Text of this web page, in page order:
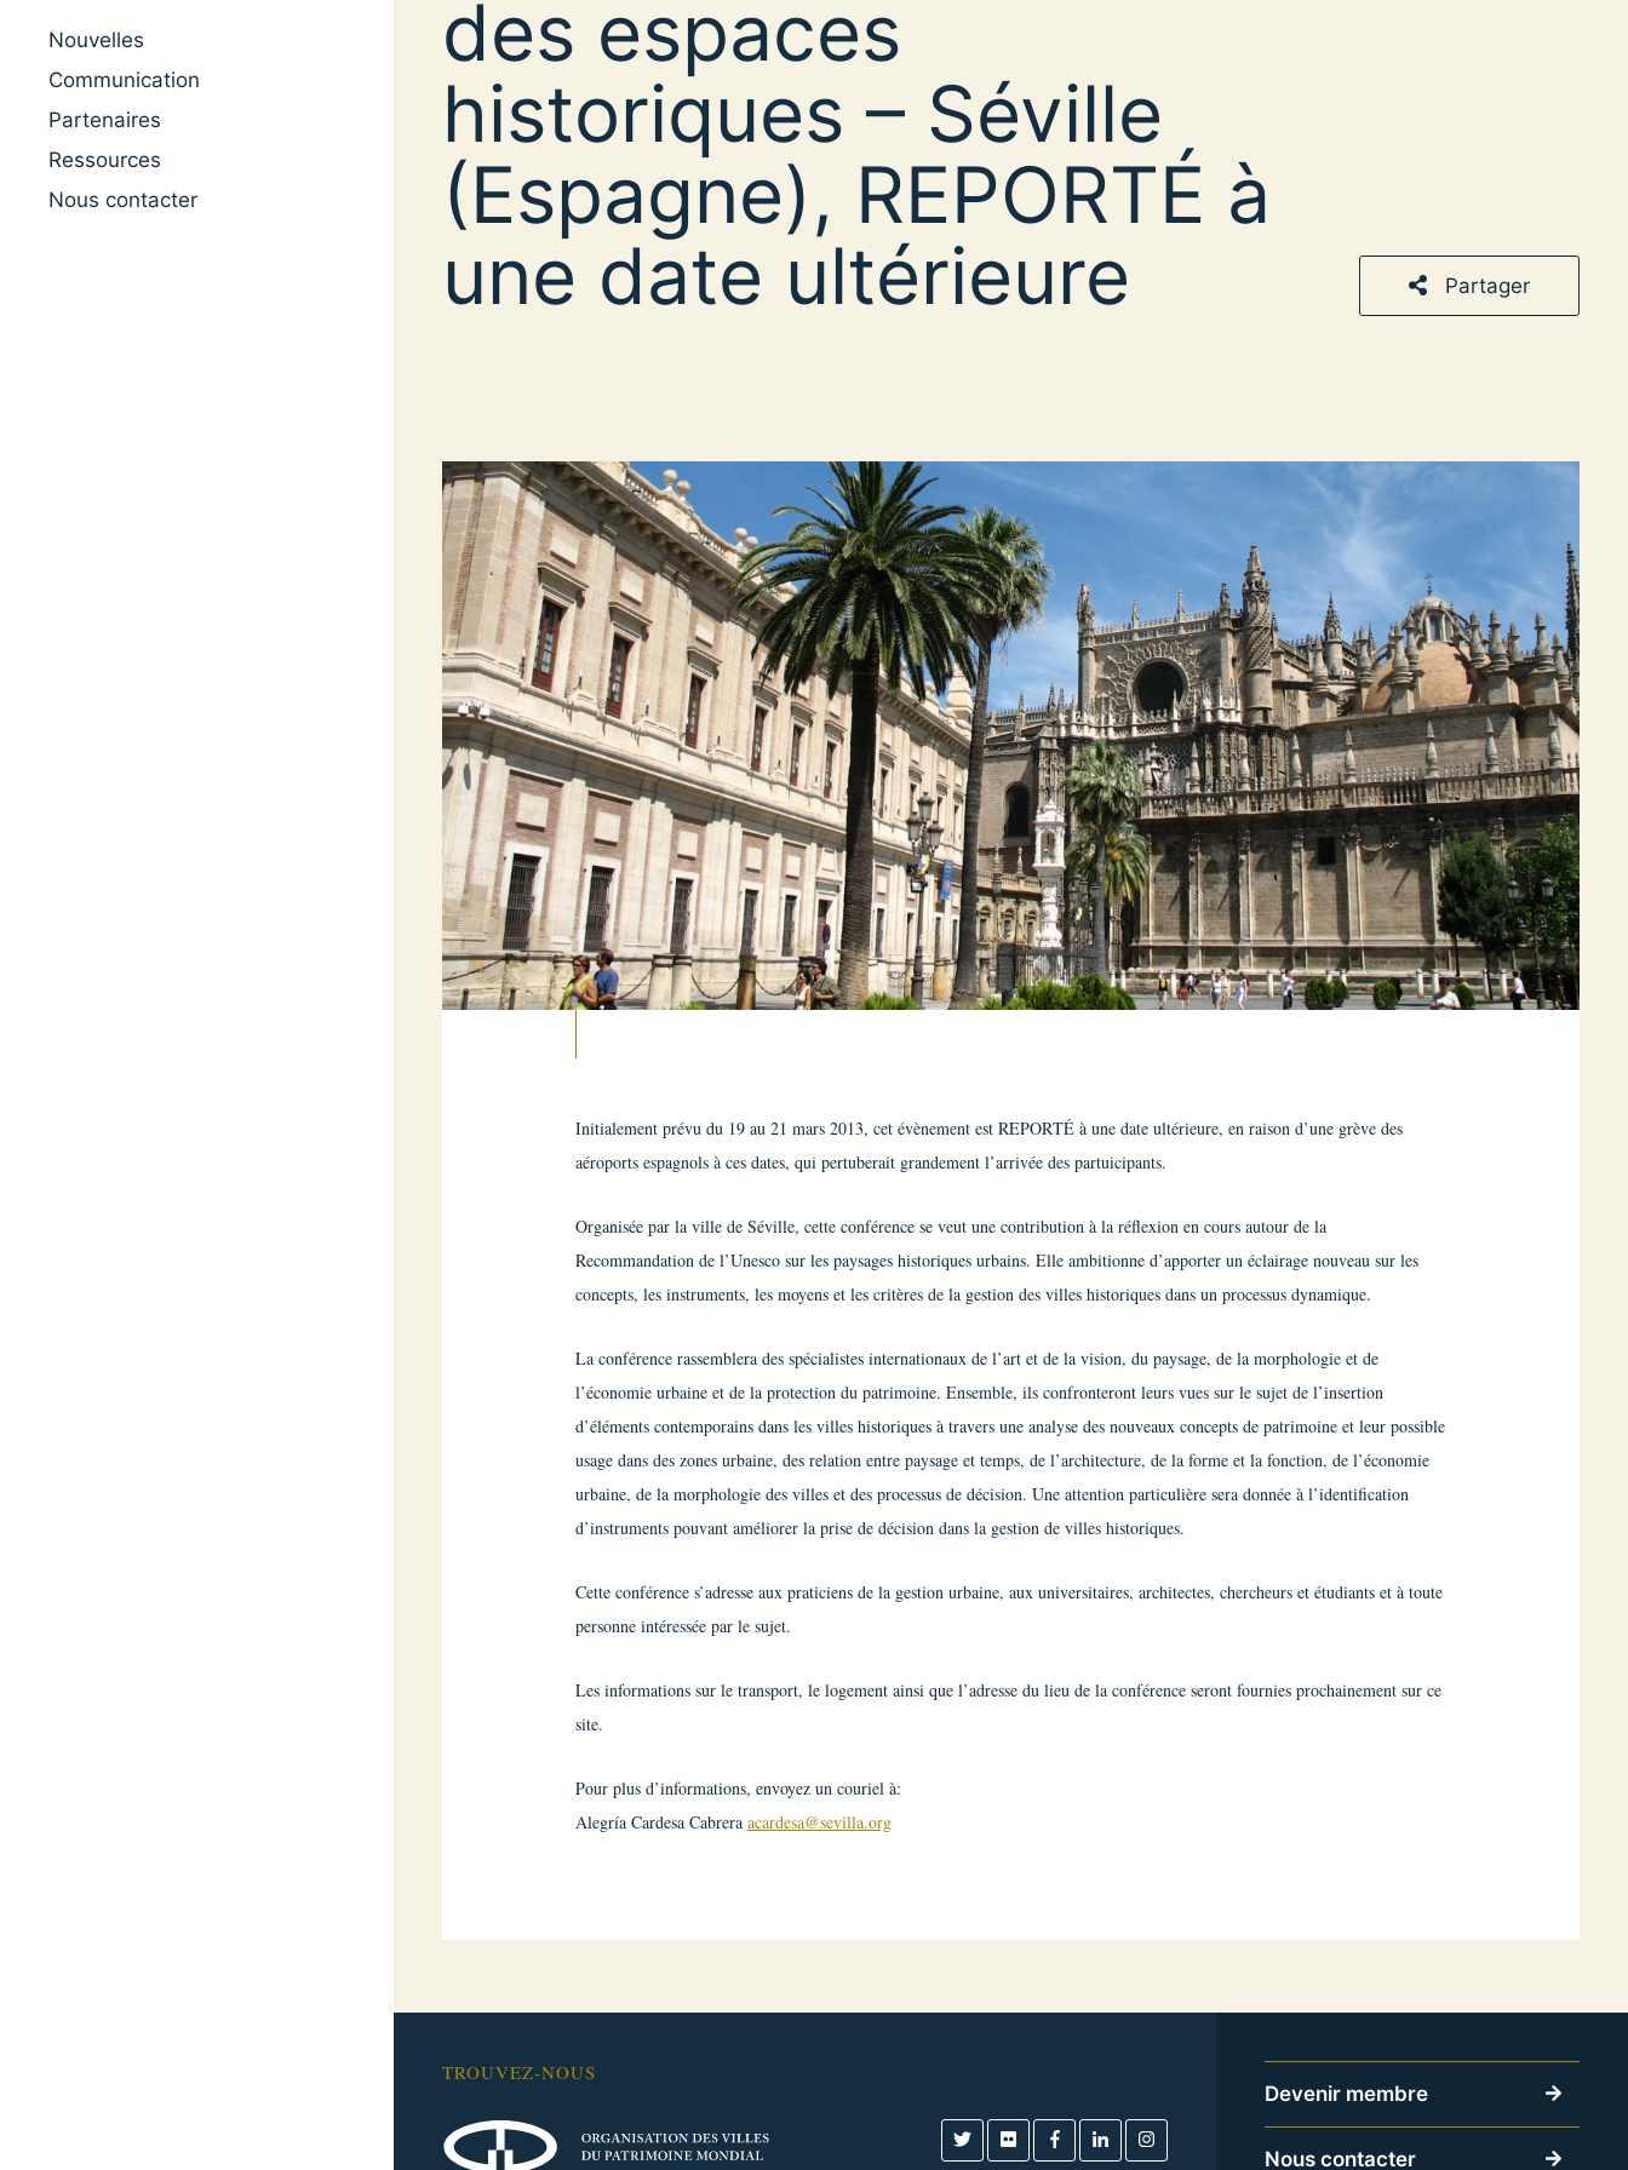
Nouvelles
Communication
Partenaires
Ressources
Nous contacter
des espaces
historiques – Séville
(Espagne), REPORTÉ à
une date ultérieure
Partager
Initialement prévu du 19 au 21 mars 2013, cet évènement est REPORTÉ à une date ultérieure, en raison d’une grève des
aéroports espagnols à ces dates, qui pertuberait grandement l’arrivée des partuicipants.
Organisée par la ville de Séville, cette conférence se veut une contribution à la réflexion en cours autour de la
Recommandation de l’Unesco sur les paysages historiques urbains. Elle ambitionne d’apporter un éclairage nouveau sur les
concepts, les instruments, les moyens et les critères de la gestion des villes historiques dans un processus dynamique.
La conférence rassemblera des spécialistes internationaux de l’art et de la vision, du paysage, de la morphologie et de
l’économie urbaine et de la protection du patrimoine. Ensemble, ils confronteront leurs vues sur le sujet de l’insertion
d’éléments contemporains dans les villes historiques à travers une analyse des nouveaux concepts de patrimoine et leur possible
usage dans des zones urbaine, des relation entre paysage et temps, de l’architecture, de la forme et la fonction, de l’économie
urbaine, de la morphologie des villes et des processus de décision. Une attention particulière sera donnée à l’identification
d’instruments pouvant améliorer la prise de décision dans la gestion de villes historiques.
Cette conférence s’adresse aux praticiens de la gestion urbaine, aux universitaires, architectes, chercheurs et étudiants et à toute
personne intéressée par le sujet.
Les informations sur le transport, le logement ainsi que l’adresse du lieu de la conférence seront fournies prochainement sur ce
site.
Pour plus d’informations, envoyez un couriel à:
Alegría Cardesa Cabrera acardesa@sevilla.org
TROUVEZ-NOUS
Devenir membre
Nous contacter